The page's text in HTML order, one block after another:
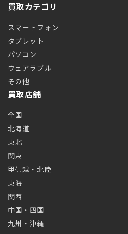
買取カテゴリ
スマートフォン
タブレット
パソコン
ウェアラブル
その他
買取店舗
全国
北海道
東北
関東
甲信越・北陸
東海
関西
中国・四国
九州・沖縄